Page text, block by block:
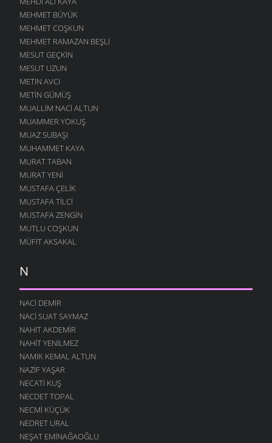
MEHMET BÜYÜK
MEHMET COŞKUN
MEHMET RAMAZAN BEŞLI
MESUT GEÇKIN
MESUT UZUN
METIN AVCI
METIN GÜMÜŞ
MUALLIM NACI ALTUN
MUAMMER YOKUŞ
MUAZ SUBAŞI
MUHAMMET KAYA
MURAT TABAN
MURAT YENI
MUSTAFA ÇELIK
MUSTAFA TILCI
MUSTAFA ZENGIN
MUTLU COŞKUN
MÜFIT AKSAKAL
N
NACI DEMIR
NACI SUAT SAYMAZ
NAHIT AKDEMIR
NAHIT YENILMEZ
NAMIK KEMAL ALTUN
NAZIF YAŞAR
NECATI KUŞ
NECDET TOPAL
NECMI KÜÇÜK
NEDRET URAL
NEŞAT EMINAĞAOĞLU